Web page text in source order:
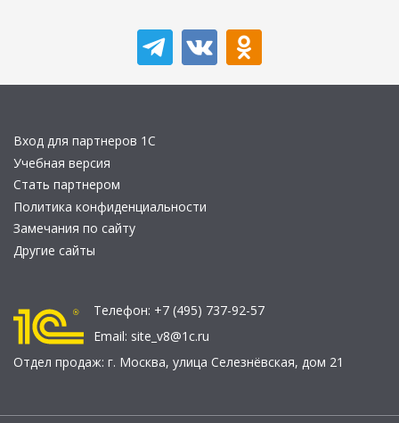
Вход для партнеров 1С
Учебная версия
Стать партнером
Политика конфиденциальности
Замечания по сайту
Другие сайты
Телефон: +7 (495) 737-92-57
Email: site_v8@1c.ru
Отдел продаж: г. Москва, улица Селезнёвская, дом 21